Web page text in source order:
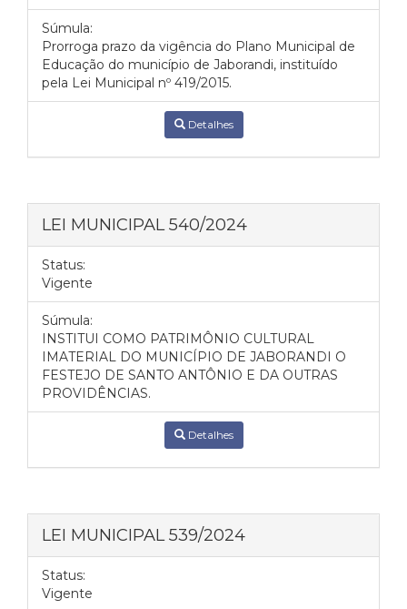
Súmula:
Prorroga prazo da vigência do Plano Municipal de
Educação do município de Jaborandi, instituído
pela Lei Municipal nº 419/2015.
Detalhes
LEI MUNICIPAL 540/2024
Status:
Vigente
Súmula:
INSTITUI COMO PATRIMÔNIO CULTURAL
IMATERIAL DO MUNICÍPIO DE JABORANDI O
FESTEJO DE SANTO ANTÔNIO E DA OUTRAS
PROVIDÊNCIAS.
Detalhes
LEI MUNICIPAL 539/2024
Status:
Vigente